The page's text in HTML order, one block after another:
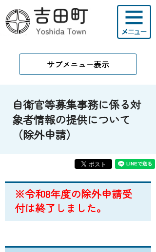
サブメニュー表示
自衛官等募集事務に係る対
象者情報の提供について
（除外申請）
※令和8年度の除外申請受
付は終了しました。